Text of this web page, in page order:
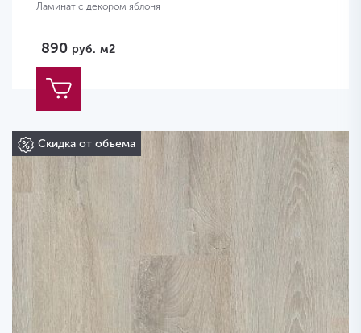
Ламинат с декором яблоня
890 руб. м2
Скидка от объема